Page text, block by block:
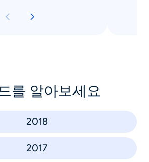
를 알아보세요
2018
2017